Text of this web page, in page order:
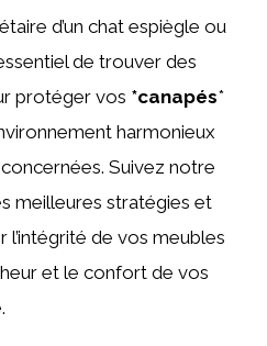
d’un chat espiègle ou
de trouver des
protéger vos *canapés*
harmonieux
Suivez notre
meilleures stratégies et
de vos meubles
et le confort de vos